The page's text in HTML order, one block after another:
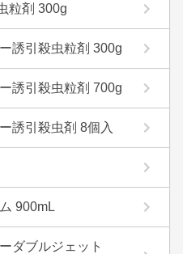
粒剤 300g
誘引殺虫粒剤 300g
誘引殺虫粒剤 700g
誘引殺虫剤 8個入
900mL
ダブルジェット